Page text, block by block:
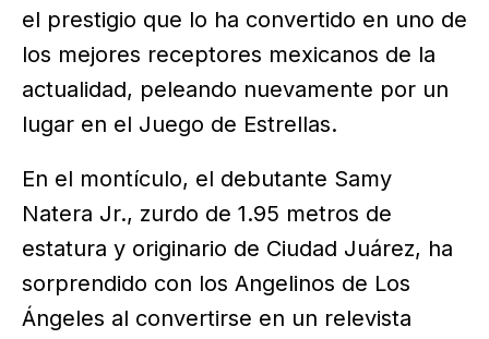
el prestigio que lo ha convertido en uno de
los mejores receptores mexicanos de la
actualidad, peleando nuevamente por un
lugar en el Juego de Estrellas.
En el montículo, el debutante Samy
Natera Jr., zurdo de 1.95 metros de
estatura y originario de Ciudad Juárez, ha
sorprendido con los Angelinos de Los
Ángeles al convertirse en un relevista